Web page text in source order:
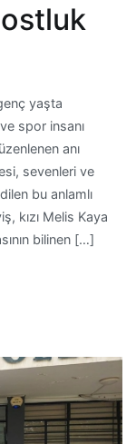
yaşta
spor insanı
anı
sevenleri ve
bu anlamlı
kızı Melis Kaya
bilinen […]